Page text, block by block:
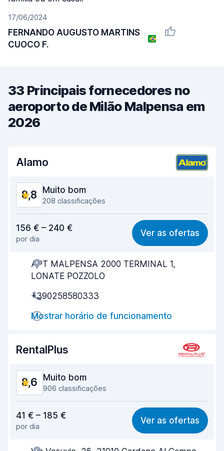
17/06/2024
FERNANDO AUGUSTO MARTINS
CUOCO F.
33 Principais fornecedores no
aeroporto de Milão Malpensa em
2026
Alamo
8,8 Muito bom
208 classificações
8,6
Facilidade em encontrar 8,3
Eficiência dos agentes
Estado do carro 9,1
156 € – 240 €
por dia
Ver as ofertas
APT MALPENSA 2000 TERMINAL 1,
LONATE POZZOLO
+390258580333
Mostrar horário de funcionamento
RentalPlus
8,6 Muito bom
906 classificações
8,5
Facilidade em encontrar 8,6
41 € – 185 €
por dia
Ver as ofertas